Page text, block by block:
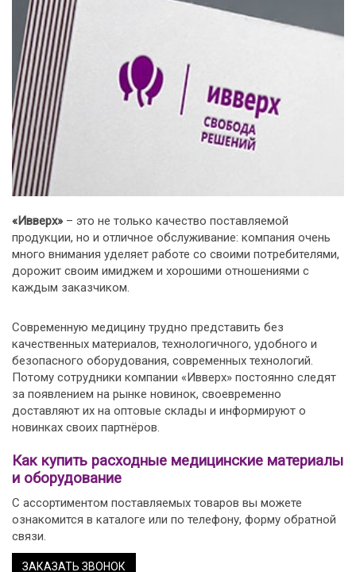
«Ивверх»– это не только качество поставляемой
продукции, но и отличное обслуживание: компания очень
много внимания уделяет работе со своими потребителями,
дорожит своим имиджем и хорошими отношениями с
каждым заказчиком.
Современную медицину трудно представить без
качественных материалов, технологичного, удобного и
безопасного оборудования, современных технологий.
Потому сотрудники компании «Ивверх» постоянно следят
за появлением на рынке новинок, своевременно
доставляют их на оптовые склады и информируют о
новинках своих партнёров.
Как купить расходные медицинские материалы
и оборудование
С ассортиментом поставляемых товаров вы можете
ознакомится в каталоге или по телефону, форму обратной
связи.
ЗАКАЗАТЬ ЗВОНОК